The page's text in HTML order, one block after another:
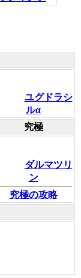
ユグドラシ
ルα
究極
ダルマツリ
ン
究極の攻略